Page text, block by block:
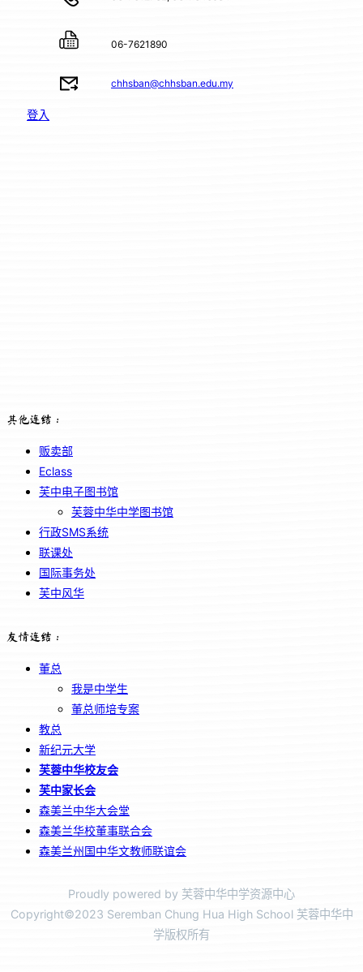
06-7621890
chhsban@chhsban.edu.my
登入
其他连结：
贩卖部
Eclass
芙中电子图书馆
芙蓉中华中学图书馆
行政SMS系统
联课处
国际事务处
芙中风华
友情连结：
董总
我是中学生
董总师培专案
教总
新纪元大学
芙蓉中华校友会
芙中家长会
森美兰中华大会堂
森美兰华校董事联合会
森美兰州国中华文教师联谊会
Proudly powered by 芙蓉中华中学资源中心
Copyright©2023 Seremban Chung Hua High School 芙蓉中华中
学版权所有